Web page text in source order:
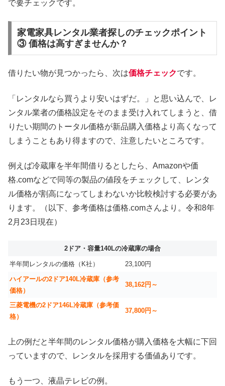
で要チェックです。
家電家具レンタル業者探しのチェックポイント
③ 価格は高すぎませんか？
借りたい物が見つかったら、次は価格チェックです。
「レンタルなら買うより安いはずだ。」と思い込んで、レ
ンタル業者の価格設定をそのまま受け入れてしまうと、借
りたい期間のトータル価格が新品購入価格より高くなって
しまうこともあり得ますので、注意したいところです。
例えば冷蔵庫を半年間借りるとしたら、Amazonや価
格.comなどで同等の製品の値段をチェックして、レンタ
ル価格が割高になってしまわないか比較検討する必要があ
ります。（以下、参考価格は価格.comさんより。令和8年
2月23日現在）
2ドア・容量140Lの冷蔵庫の場合
半年間レンタルの価格（K社）
23,100円
ハイアールの2ドア140L冷蔵庫（参考
価格）
38,162円～
三菱電機の2ドア146L冷蔵庫（参考価
格）
37,800円～
上の例だと半年間のレンタル価格が購入価格を大幅に下回
っていますので、レンタルを採用する価値ありです。
もう一つ、液晶テレビの例。